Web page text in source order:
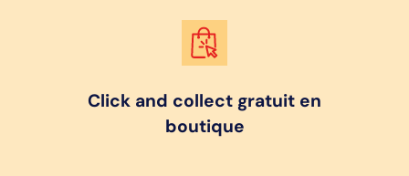
Click and collect gratuit en
boutique